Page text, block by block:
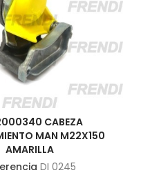
CABEZA
MAN M22X150
AMARILLA
DI 0245